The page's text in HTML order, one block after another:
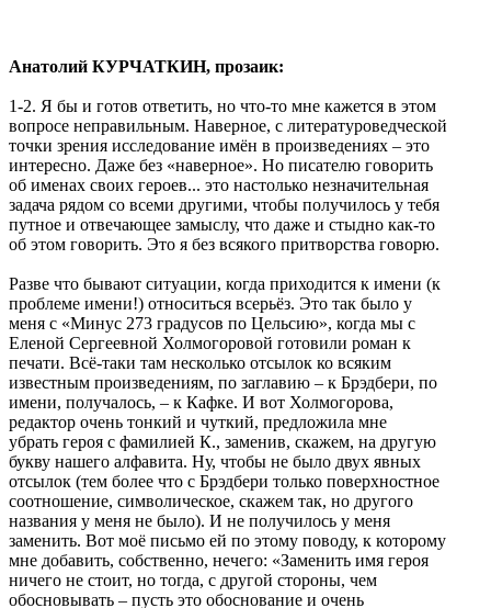
Анатолий КУРЧАТКИН, прозаик:
1-2. Я бы и готов ответить, но что-то мне кажется в этом
вопросе неправильным. Наверное, с литературоведческой
точки зрения исследование имён в произведениях – это
интересно. Даже без «наверное». Но писателю говорить
об именах своих героев... это настолько незначительная
задача рядом со всеми другими, чтобы получилось у тебя
путное и отвечающее замыслу, что даже и стыдно как-то
об этом говорить. Это я без всякого притворства говорю.
Разве что бывают ситуации, когда приходится к имени (к
проблеме имени!) относиться всерьёз. Это так было у
меня с «Минус 273 градусов по Цельсию», когда мы с
Еленой Сергеевной Холмогоровой готовили роман к
печати. Всё-таки там несколько отсылок ко всяким
известным произведениям, по заглавию – к Брэдбери, по
имени, получалось, – к Кафке. И вот Холмогорова,
редактор очень тонкий и чуткий, предложила мне
убрать героя с фамилией К., заменив, скажем, на другую
букву нашего алфавита. Ну, чтобы не было двух явных
отсылок (тем более что с Брэдбери только поверхностное
соотношение, символическое, скажем так, но другого
названия у меня не было). И не получилось у меня
заменить. Вот моё письмо ей по этому поводу, к которому
мне добавить, собственно, нечего: «Заменить имя героя
ничего не стоит, но тогда, с другой стороны, чем
обосновывать – пусть это обоснование и очень